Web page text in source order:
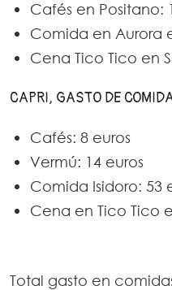
Cafés en Positano:
Comida en Aurora
Cena Tico Tico en
CAPRI, GASTO DE
Cafés: 8 euros
Vermú: 14 euros
Comida Isidoro: 53
Cena en Tico Tico
Total gasto en